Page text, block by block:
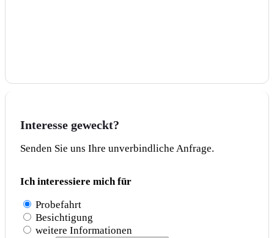
Interesse geweckt?
Senden Sie uns Ihre unverbindliche Anfrage.
Ich interessiere mich für
Probefahrt
Besichtigung
weitere Informationen